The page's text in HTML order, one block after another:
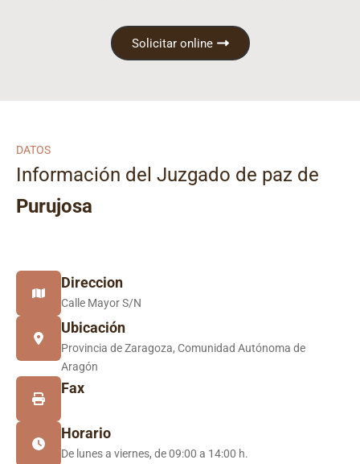
Solicitar online
DATOS
Información del Juzgado de paz de
Purujosa
Direccion
Calle Mayor S/N
Ubicación
Provincia de Zaragoza, Comunidad Autónoma de
Aragón
Fax
Horario
De lunes a viernes, de 09:00 a 14:00 h.